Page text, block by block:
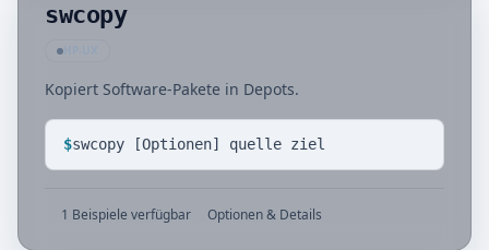
swcopy
Kopiert Software-Pakete in Depots.
$swcopy [Optionen] quelle ziel
1 Beispiele verfügbar Optionen & Details